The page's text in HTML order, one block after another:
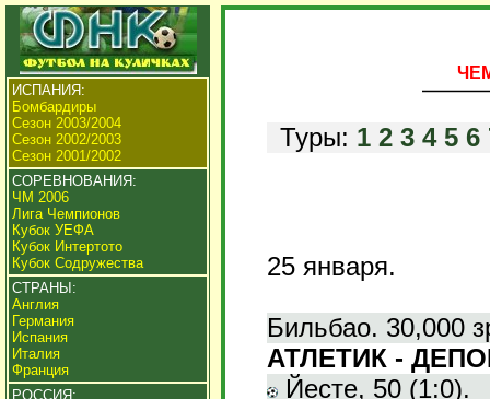
ИСПАНИЯ:
Бомбардиры
Сезон 2003/2004
Сезон 2002/2003
Сезон 2001/2002
СОРЕВНОВАНИЯ:
ЧМ 2006
Лига Чемпионов
Кубок УЕФА
Кубок Интертото
Кубок Содружества
СТРАНЫ:
Англия
Германия
Испания
Италия
Франция
РОССИЯ:
Туры: 1 2 3 4 5 6
25 января.
Бильбао. 30,000
АТЛЕТИК -
Йесте, 50 (1:0).